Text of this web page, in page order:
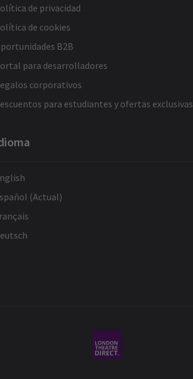
de privacidad
de cookies
B2B
para desarrolladores
corporativos
para estudiantes y ofertas exclusivas
(Actual)